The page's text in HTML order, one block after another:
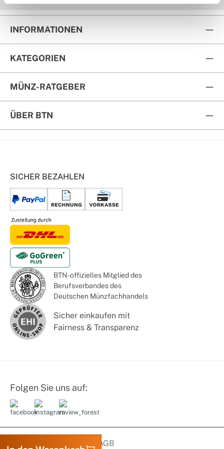
INFORMATIONEN
KATEGORIEN
MÜNZ-RATGEBER
ÜBER BTN
SICHER BEZAHLEN
BTN - offizielles Mitglied des
Berufsverbandes des
Deutschen Münzfachhandels
Sicher einkaufen mit
Fairness & Transparenz
Folgen Sie uns auf:
Datenschutz Impressum AGB